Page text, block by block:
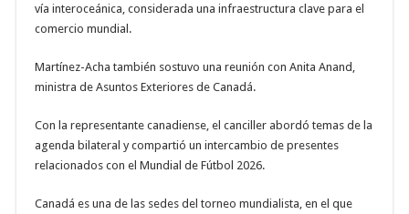
vía interoceánica, considerada una infraestructura clave para el
comercio mundial.
Martínez-Acha también sostuvo una reunión con Anita Anand,
ministra de Asuntos Exteriores de Canadá.
Con la representante canadiense, el canciller abordó temas de la
agenda bilateral y compartió un intercambio de presentes
relacionados con el Mundial de Fútbol 2026.
Canadá es una de las sedes del torneo mundialista, en el que